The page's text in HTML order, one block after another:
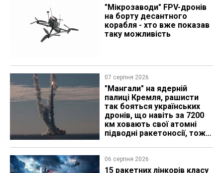
"Мікрозаводи" FPV-дронів
на борту десантного
корабля - хто вже показав
таку можливість
07 серпня 2026
"Мангали" на ядерній
палиці Кремля, рашисти
так бояться українських
дронів, що навіть за 7200
км ховають свої атомні
підводні ракетоносії, тож
06 серпня 2026
15 ракетних лінкорів класу